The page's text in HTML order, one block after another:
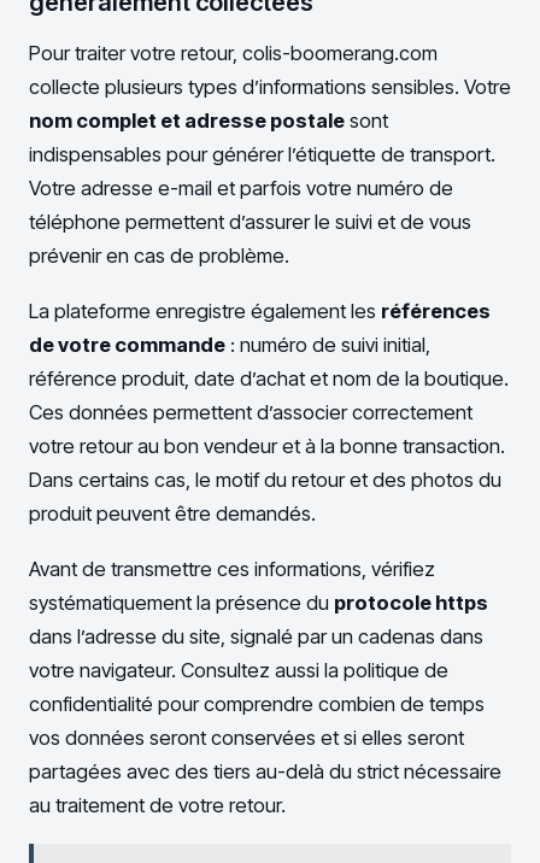
Pour traiter votre retour, colis-boomerang.com
collecte plusieurs types d’informations sensibles. Votre
nom complet et adresse postale sont
indispensables pour générer l’étiquette de transport.
Votre adresse e-mail et parfois votre numéro de
téléphone permettent d’assurer le suivi et de vous
prévenir en cas de problème.
La plateforme enregistre également les références
de votre commande : numéro de suivi initial,
référence produit, date d’achat et nom de la boutique.
Ces données permettent d’associer correctement
votre retour au bon vendeur et à la bonne transaction.
Dans certains cas, le motif du retour et des photos du
produit peuvent être demandés.
Avant de transmettre ces informations, vérifiez
systématiquement la présence du protocole https
dans l’adresse du site, signalé par un cadenas dans
votre navigateur. Consultez aussi la politique de
confidentialité pour comprendre combien de temps
vos données seront conservées et si elles seront
partagées avec des tiers au-delà du strict nécessaire
au traitement de votre retour.